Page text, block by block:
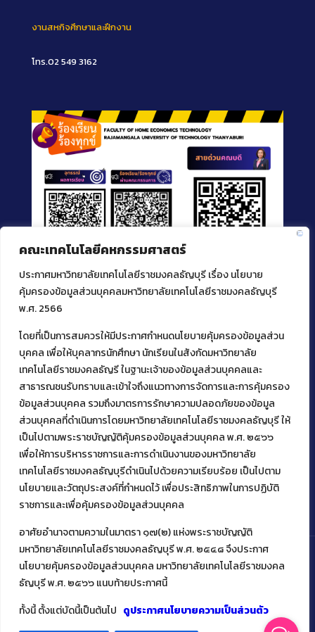
คณะเทคโนโลยีคหกรรมศาสตร์
ประกาศมหาวิทยาลัยเทคโนโลยีราชมงคลธัญบุรี เรื่อง นโยบาย
คุ้มครองข้อมูลส่วนบุคคลมหาวิทยาลัยเทคโนโลยีราชมงคลธัญบุรี
พ.ศ. 2566
โดยที่เป็นการสมควรให้มีประกาศกำหนดนโยบายคุ้มครองข้อมูลส่วน
บุคคล เพื่อให้บุคลากรนักศึกษา นักเรียนในสังกัดมหาวิทยาลัย
เทคโนโลยีราชมงคลธัญรี ในฐานะเจ้าของข้อมูลส่วนบุคคลและ
สาธารณชนรับทราบและเข้าใจถึงแนวทางการจัดการและการคุ้มครอง
ข้อมูลส่วนบุคคล รวมถึงมาตรการรักษาความปลอดภัยของข้อมูล
ส่วนบุคคลที่ดำเนินการโดยมหาวิทยาลัยเทคโนโลยีราชมงคลธัญบุรี ให้
เป็นไปตามพระราชบัญญัติคุ้มครองข้อมูลส่วนบุคคล พ.ศ. ๒๕๖๖
เพื่อให้การบริหารราชการและการดำเนินงานของมหาวิทยาลัย
เทคโนโลยีราชมงคลธัญบุรีดำเนินไปด้วยความเรียบร้อย เป็นไปตาม
นโยบายและวัตถุประสงค์ที่กำหนดไว้ เพื่อประสิทธิภาพในการปฏิบัติ
ราชการและเพื่อคุ้มครองข้อมูลส่วนบุคคล
อาศัยอำนาจตามความในมาตรา ๑๗(๒) แห่งพระราชบัญญัติ
มหาวิทยาลัยเทคโนโลยีราชมงคลธัญบุรี พ.ศ. ๒๕๔๘ จึงประกาศ
นโยบายคุ้มครองข้อมูลส่วนบุคคล มหาวิทยาลัยเทคโนโลยีราชมงคล
ธัญบุรี พ.ศ. ๒๕๖๖ แนบท้ายประกาศนี้
ทั้งนี้ ตั้งแต่บัดนี้เป็นต้นไป ดูประกาศนโยบายความเป็นส่วนตัว
งานสหกิจศึกษาและฝึกงาน
โทร.02 549 3162
ติดต่อคณะเทคโนโลยีคหกรรมศาสตร์
39 หมู่ 1
ต.คลองหก อ. คลองหลวง
จ.ปทุมธานี 12120
โทร 02 549 3161
Facebook
Instagram
Mail
Copyright ©️ 2022 คณะเทคโนโลยีคหกรรมศาสตร์ มหาวิทยาลัย
เทคโนโลยีราชมงคลธัญบุรี